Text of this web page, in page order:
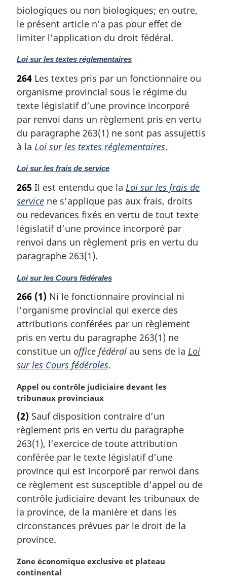
n
a
l
e
:
biologiques ou non biologiques; en outre,
le présent article n’a pas pour effet de
limiter l’application du droit fédéral.
N
t
e
m
r
g
i
a
l
e
:
Loi sur les textes réglementaires
264 Les textes pris par un fonctionnaire ou
organisme provincial sous le régime du
texte législatif d’une province incorporé
par renvoi dans un règlement pris en vertu
du paragraphe 263(1) ne sont pas assujettis
à la Loi sur les textes réglementaires.
N
t
e
m
a
r
g
i
a
l
e
:
Loi sur les frais de service
265 Il est entendu que la Loi sur les frais de
service ne s’applique pas aux frais, droits
ou redevances fixés en vertu de tout texte
législatif d’une province incorporé par
renvoi dans un règlement pris en vertu du
paragraphe 263(1).
N
t
e
m
r
g
i
a
l
e
:
Loi sur les Cours fédérales
266 (1) Ni le fonctionnaire provincial ni
l’organisme provincial qui exerce des
attributions conférées par un règlement
pris en vertu du paragraphe 263(1) ne
constitue un office fédéral au sens de la Loi
sur les Cours fédérales.
N
o
e
m
a
r
i
n
a
l
:
Appel ou contrôle judiciaire devant les
tribunaux provinciaux
(2) Sauf disposition contraire d’un
règlement pris en vertu du paragraphe
263(1), l’exercice de toute attribution
conférée par le texte législatif d’une
province qui est incorporé par renvoi dans
ce règlement est susceptible d’appel ou de
contrôle judiciaire devant les tribunaux de
la province, de la manière et dans les
circonstances prévues par le droit de la
province.
N
o
Zone économique exclusive et plateau
continental